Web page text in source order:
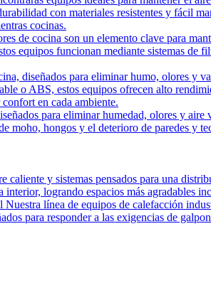
con materiales resistentes y fácil
cocinas.
de cocina son un elemento clave para
equipos funcionan mediante sistemas de
diseñados para eliminar humo, olores y
o ABS, estos equipos ofrecen alto
en cada ambiente.
para eliminar humedad, olores y
moho, hongos y el deterioro de paredes y
caliente y sistemas pensados para una
logrando espacios más agradables
línea de equipos de calefacción
para responder a las exigencias de